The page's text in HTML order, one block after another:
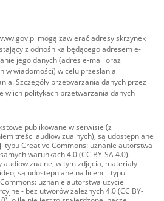
mogą zawierać adresy skrzynek
z odnośnika będącego adresem e-
jego danych (adres e-mail oraz
w wiadomości) w celu przesłania
Szczegóły przetwarzania danych przez
w ich politykach przetwarzania danych
publikowane w serwisie (z
treści audiowizualnych), są udostępniane
typu Creative Commons: uznanie autorstwa
warunkach 4.0 (CC BY-SA 4.0).
audiowizualne, w tym zdjęcia, materiały
są udostępniane na licencji typu
uznanie autorstwa użycie
- bez utworów zależnych 4.0 (CC BY-